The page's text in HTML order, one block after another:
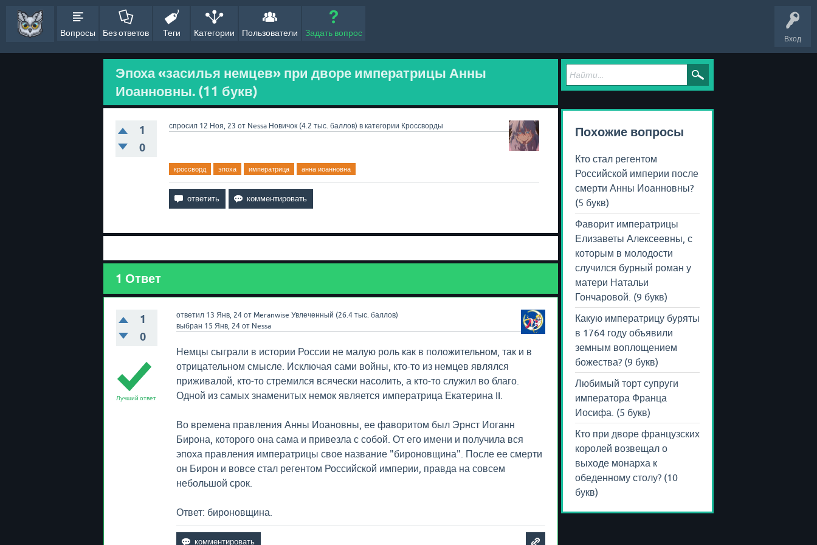
Вход
Вопросы Без ответов Теги Категории Пользователи Задать вопрос
Эпоха «засилья немцев» при дворе императрицы Анны
Иоанновны. (11 букв)
1
0
спросил 12 Ноя, 23 от Nessa Новичок (4.2 тыс. баллов) в категории Кроссворды
кроссворд эпоха императрица анна иоанновна
1 Ответ
1
0
ответил 13 Янв, 24 от Meranwise Увлеченный (26.4 тыс.баллов)
выбран 15 Янв, 24 от Nessa
Лучший ответ
Немцы сыграли в истории России не малую роль как в положительном, так и в
отрицательном смысле. Исключая сами войны, кто-то из немцев являлся
приживалой, кто-то стремился всячески насолить, а кто-то служил во благо.
Одной из самых знаменитых немок является императрица Екатерина II.
Во времена правления Анны Иоановны, ее фаворитом был Эрнст Иоганн
Бирона, которого она сама и привезла с собой. От его имени и получила вся
эпоха правления императрицы свое название "бироновщина". После ее смерти
он Бирон и вовсе стал регентом Российской империи, правда на совсем
небольшой срок.
Ответ: бироновщина.
Похожие вопросы
Кто стал регентом
Российской империи после
смерти Анны Иоанновны?
(5 букв)
Фаворит императрицы
Елизаветы Алексеевны, с
которым в молодости
случился бурный роман у
матери Натальи
Гончаровой. (9 букв)
Какую императрицу буряты
в 1764 году объявили
земным воплощением
божества? (9 букв)
Любимый торт супруги
императора Франца
Иосифа. (5 букв)
Кто при дворе французских
королей возвещал о
выходе монарха к
обеденному столу? (10
букв)